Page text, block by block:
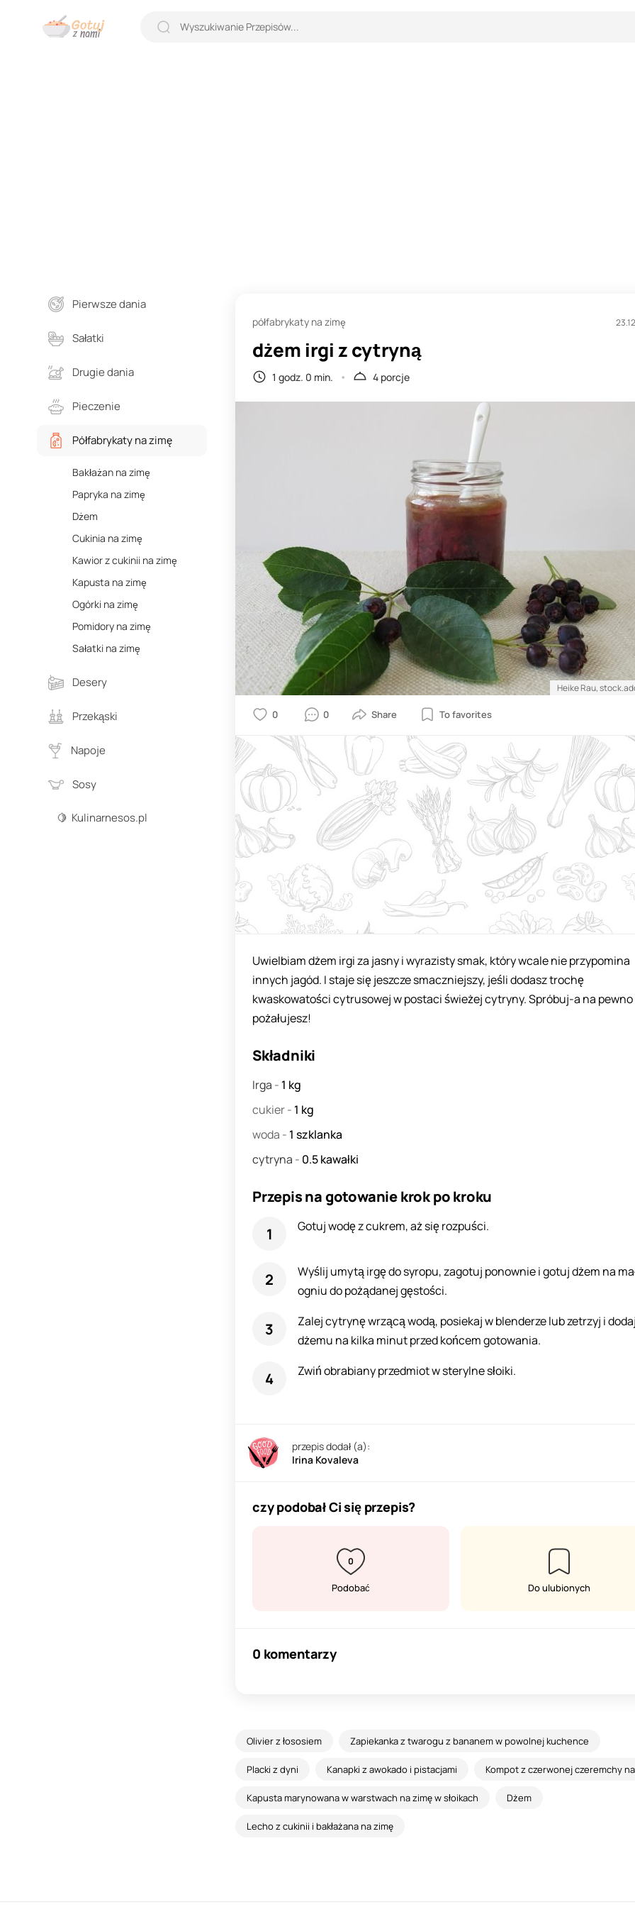
Pierwsze dania
Sałatki
Drugie dania
Pieczenie
Półfabrykaty na zimę
Bakłażan na zimę
Papryka na zimę
Dżem
Cukinia na zimę
Kawior z cukinii na zimę
Kapusta na zimę
Ogórki na zimę
Pomidory na zimę
Sałatki na zimę
Desery
Przekąski
Napoje
Sosy
🍋 Kulinarnesos.pl
półfabrykaty na zimę
dżem irgi z cytryną
1 godz. 0 min. 4 porcje
Heike Rau,
0 0
Uwielbiam dżem irgi za jasny i wyrazisty smak, który wcale nie przypomina
innych jagód. I staje się jeszcze smaczniejszy, jeśli dodasz trochę
kwaskowatości cytrusowej w postaci świeżej cytryny. Spróbuj-a na
pożałujesz!
Składniki
Irga - 1 kg
cukier- 1 kg
woda - 1 szklanka
cytryna - 0.5kawałki
Przepis na gotowanie krok po kroku
Gotuj wodę z cukrem, aż się rozpuści.
Wyślij umytą irgę do syropu, zagotuj ponownie i gotuj dżem na
ogniu do pożądanej gęstości.
Zalej cytrynę wrzącą wodą, posiekaj w blenderze lub zetrzyj i
dżemu na kilka minut przed końcem gotowania.
Zwiń obrabiany przedmiot w sterylne słoiki.
przepis dodał (a):
Irina Kovaleva
czy podobał Ci się przepis?
0
Podobać Do ulubionych
0 komentarzy
Olivier z łososiem Zapiekanka z twarogu z bananem w powolnej kuchence
Placki z dyni Kanapki z awokado i pistacjami Kompot z czerwonej czeremchy
Kapusta marynowana w warstwach na zimę w słoikach Dżem
Lecho z cukinii i bakłażana na zimę